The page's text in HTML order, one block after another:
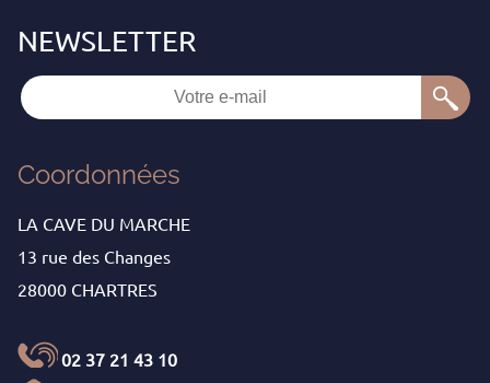
Coordonnées
LA CAVE DU MARCHE
13 rue des Changes
28000 CHARTRES
02 37 21 43 10